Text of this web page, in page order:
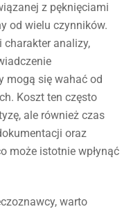
z pęknięciami
od wielu czynników.
charakter analizy,
mogą się wahać od
Koszt ten często
ale również czas
oraz
może istotnie wpłynąć
warto